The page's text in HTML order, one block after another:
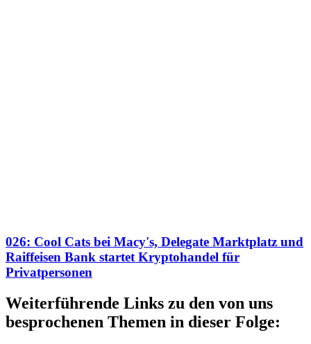
026: Cool Cats bei Macy's, Delegate Marktplatz und
Raiffeisen Bank startet Kryptohandel für
Privatpersonen
Weiterführende Links zu den von uns
besprochenen Themen in dieser Folge: